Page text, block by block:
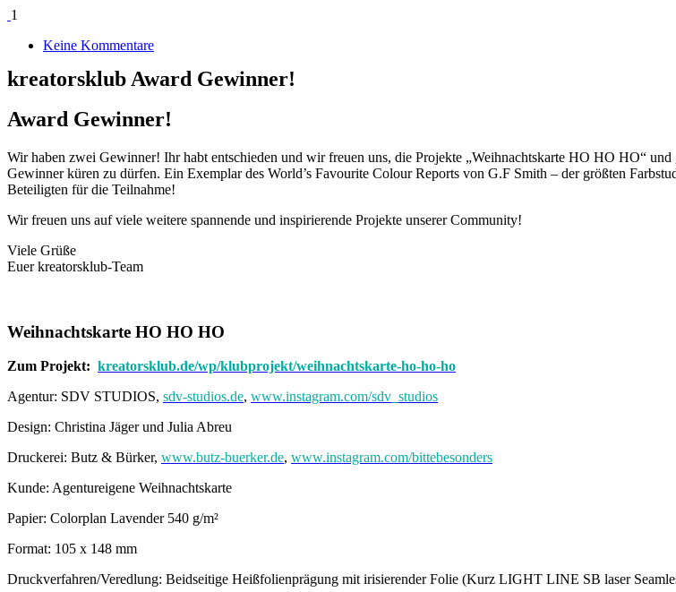
1
Keine Kommentare
kreatorsklub Award Gewinner!
Award Gewinner!
Wir haben zwei Gewinner! Ihr habt entschieden und wir freuen uns, die Projekte „Weihnachtskarte HO HO HO“
Gewinner küren zu dürfen. Ein Exemplar des World’s Favourite Colour Reports von G.F Smith – der größten
Beteiligten für die Teilnahme!
Wir freuen uns auf viele weitere spannende und inspirierende Projekte unserer Community!
Viele Grüße
Euer kreatorsklub-Team
Weihnachtskarte HO HO HO
Zum Projekt: kreatorsklub.de/wp/klubprojekt/weihnachtskarte-ho-ho-ho
Agentur: SDV STUDIOS, sdv-studios.de, www.instagram.com/sdv_studios
Design: Christina Jäger und Julia Abreu
Druckerei: Butz & Bürker, www.butz-buerker.de, www.instagram.com/bittebesonders
Kunde: Agentureigene Weihnachtskarte
Papier: Colorplan Lavender 540 g/m²
Format: 105 x 148 mm
Druckverfahren/Veredlung: Beidseitige Heißfolienprägung mit irisierender Folie (Kurz LIGHT LINE SB laser